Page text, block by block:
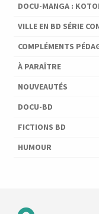
DOCU-MANGA :
VILLE EN BD SÉRIE
COMPLÉMENTS
À PARAÎTRE
NOUVEAUTÉS
DOCU-BD
FICTIONS BD
HUMOUR